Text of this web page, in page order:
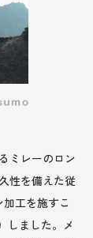
ミレーのロン
性を備えた従
工を施すこ
しました。メ